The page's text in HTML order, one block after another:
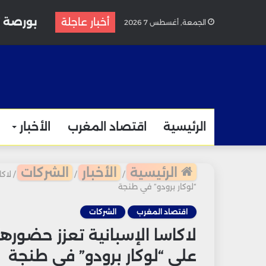
الجمعة, أغسطس 7 2026 أخبار عاجلة
الرئيسية اقتصاد المغرب الأخبار
الرئيسية / الأخبار / الشركات /
“لوكار برودو” في طنجة
اقتصاد المغرب الشركات
لاكاسا الإسبانية تعزز
على “لوكار برودو” في طنجة